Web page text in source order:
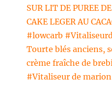
SUR LIT DE PUREE
CAKE LEGER AU
#lowcarb
Tourte blés anciens,
crème fraîche de
#Vitaliseur de marion